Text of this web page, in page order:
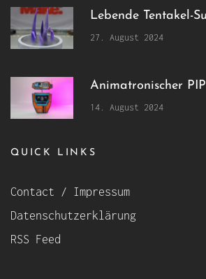
Lebende Tentakel-
27. August 2024
Animatronischer
14. August 2024
QUICK LINKS
Contact / Impressum
Datenschutzerklärung
RSS Feed